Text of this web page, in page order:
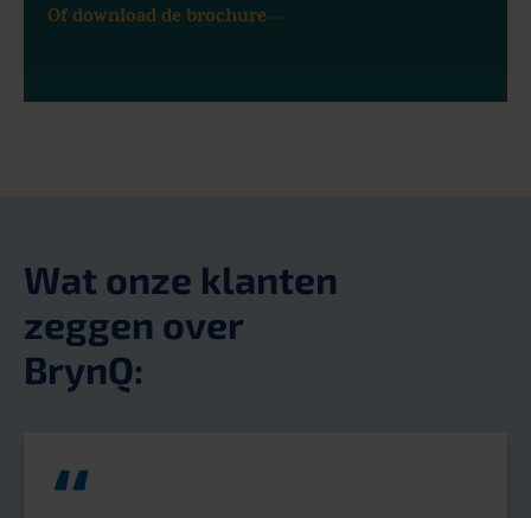
Of download de brochure
Wat onze klanten
zeggen over
BrynQ: